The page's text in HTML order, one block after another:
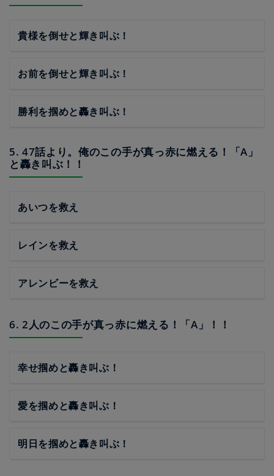
貴様を倒せと輝き叫ぶ！
お前を倒せと輝き叫ぶ！
勝利を掴めと轟き叫ぶ！
5. 47話より。俺のこの手が真っ赤に燃える！「A」
と轟き叫ぶ！！
あいつを救え
レインを救え
アレンビーを救え
6. 2人のこの手が真っ赤に燃える！「A」！！
幸せ掴めと轟き叫ぶ！
愛を掴めと轟き叫ぶ！
明日を掴めと轟き叫ぶ！